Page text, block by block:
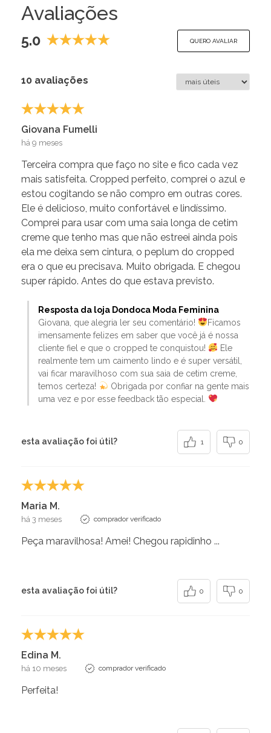
Avaliações
5.0 QUERO AVALIAR
10 avaliações
Giovana Fumelli
há 9 meses
Terceira compra que faço no site e fico cada vez
mais satisfeita. Cropped perfeito, comprei o azul e
estou cogitando se não compro em outras cores.
Ele é delicioso, muito confortável e lindíssimo.
Comprei para usar com uma saia longa de cetim
creme que tenho mas que não estreei ainda pois
ela me deixa sem cintura, o peplum do cropped
era o que eu precisava. Muito obrigada. E chegou
super rápido. Antes do que estava previsto.
Resposta da loja Dondoca Moda Feminina
Giovana, que alegria ler seu comentário!
Ficamos
imensamente felizes em saber que você já é nossa
cliente fiel e que o cropped te conquistou!
Ele
realmente tem um caimento lindo e é super versátil,
vai ficar maravilhoso com sua saia de cetim creme,
temos certeza!
Obrigada por confiar na gente mais
uma vez e por esse feedback tão especial.
esta avaliação foi útil? 1 0
Maria M.
há 3 meses comprador verificado
Peça maravilhosa! Amei! Chegou rapidinho ...
esta avaliação foi útil? 0 0
Edina M.
há 10 meses comprador verificado
Perfeita!